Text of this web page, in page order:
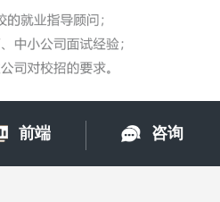
前端 咨询